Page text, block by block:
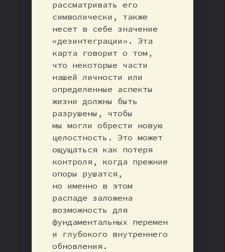
рассматривать его
символически, также
несет в себе значение
«дезинтеграции». Эта
карта говорит о том,
что некоторые части
нашей личности или
определенные аспекты
жизни должны быть
разрушены, чтобы
мы могли обрести новую
целостность. Это может
ощущаться как потеря
контроля, когда прежние
опоры рушатся,
но именно в этом
распаде заложена
возможность для
фундаментальных перемен
и глубокого внутреннего
обновления.